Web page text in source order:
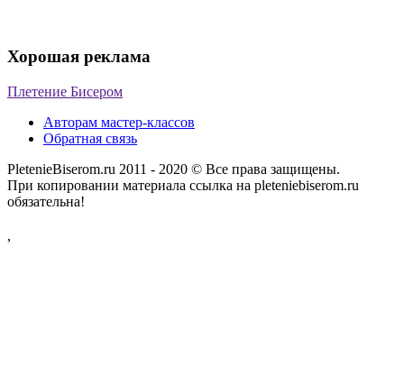
Хорошая реклама
Плетение Бисером
Авторам мастер-классов
Обратная связь
PletenieBiserom.ru 2011 - 2020 © Все права защищены.
При копировании материала ссылка на pleteniebiserom.ru
обязательна!
,